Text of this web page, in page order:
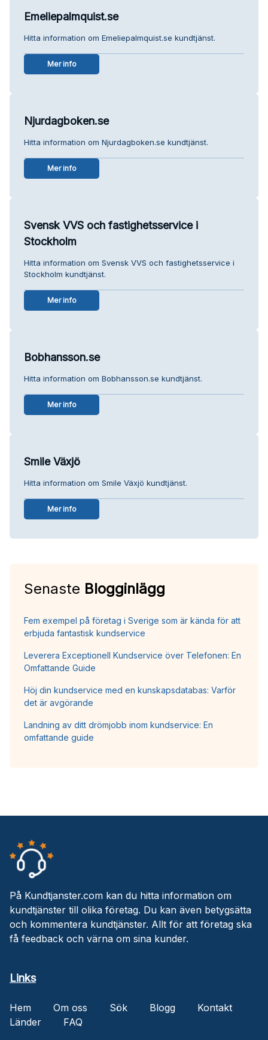
Emeliepalmquist.se
Hitta information om Emeliepalmquist.se kundtjänst.
Mer info
Njurdagboken.se
Hitta information om Njurdagboken.se kundtjänst.
Mer info
Svensk VVS och fastighetsservice i
Stockholm
Hitta information om Svensk VVS och fastighetsservice i
Stockholm kundtjänst.
Mer info
Bobhansson.se
Hitta information om Bobhansson.se kundtjänst.
Mer info
Smile Växjö
Hitta information om Smile Växjö kundtjänst.
Mer info
Senaste Blogginlägg
Fem exempel på företag i Sverige som är kända för att
erbjuda fantastisk kundservice
Leverera Exceptionell Kundservice över Telefonen: En
Omfattande Guide
Höj din kundservice med en kunskapsdatabas: Varför
det är avgörande
Landning av ditt drömjobb inom kundservice: En
omfattande guide
På Kundtjanster.com kan du hitta information om
kundtjänster till olika företag. Du kan även betygsätta
och kommentera kundtjänster. Allt för att företag ska
få feedback och värna om sina kunder.
Links
Hem Om oss Sök Blogg
Kontakt
Länder
FAQ